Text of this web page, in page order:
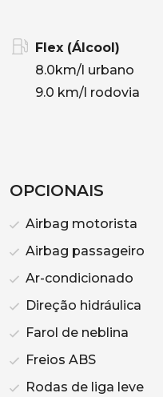
Flex (Álcool)
8.0km/l urbano
9.0 km/l rodovia
OPCIONAIS
Airbag motorista
Airbag passageiro
Ar-condicionado
Direção hidráulica
Farol de neblina
Freios ABS
Rodas de liga leve